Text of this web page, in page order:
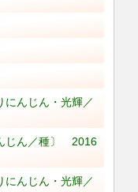
にんじん・光輝／
じん／種〕 2016
にんじん・光輝／